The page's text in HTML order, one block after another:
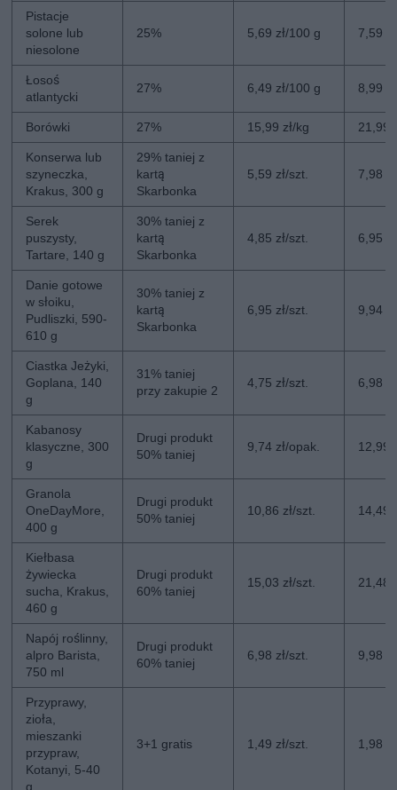
Pistacje
solone lub
niesolone
25% 5,69 zł/100 g 7,59
Łosoś
atlantycki
27% 6,49 zł/100 g 8,99
Borówki 27% 15,99 zł/kg 21,99
Konserwa lub
szyneczka,
Krakus, 300 g
29% taniej z
kartą
Skarbonka
5,59 zł/szt. 7,98
Serek
puszysty,
Tartare, 140 g
30% taniej z
kartą
Skarbonka
4,85 zł/szt. 6,95
Danie gotowe
w słoiku,
Pudliszki, 590-
610 g
30% taniej z
kartą
Skarbonka
6,95 zł/szt. 9,94
Ciastka Jeżyki,
Goplana, 140
g
31% taniej
przy zakupie 2
4,75 zł/szt. 6,98
Kabanosy
klasyczne, 300
g
Drugi produkt
50% taniej
9,74 zł/opak. 12,99
Granola
OneDayMore,
400 g
Drugi produkt
50% taniej
10,86 zł/szt. 14,49
Kiełbasa
żywiecka
sucha, Krakus,
460 g
Drugi produkt
60% taniej
15,03 zł/szt. 21,48
Napój roślinny,
alpro Barista,
750 ml
Drugi produkt
60% taniej
6,98 zł/szt. 9,98
Przyprawy,
zioła,
mieszanki
przypraw,
Kotanyi, 5-40
g
3+1 gratis 1,49 zł/szt. 1,98